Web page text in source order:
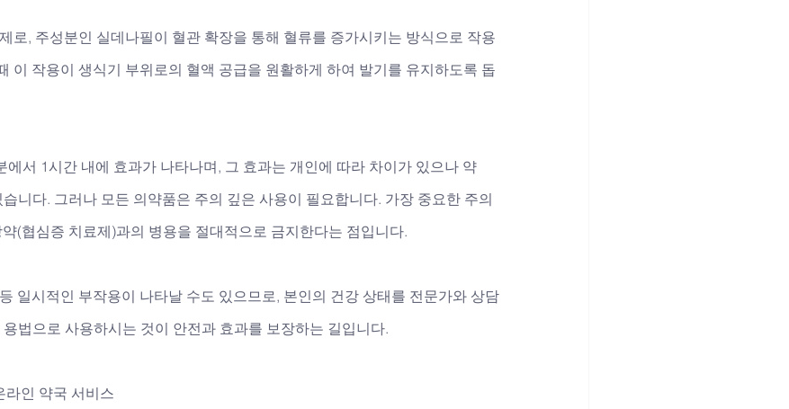
로, 주성분인 실데나필이 혈관 확장을 통해 혈류를 증가시키는 방식으로 작용
이 작용이 생식기 부위로의 혈액 공급을 원활하게 하여 발기를 유지하도록 돕
에서 1시간 내에 효과가 나타나며, 그 효과는 개인에 따라 차이가 있으나 약
니다. 그러나 모든 의약품은 주의 깊은 사용이 필요합니다. 가장 중요한 주의
(협심증 치료제)과의 병용을 절대적으로 금지한다는 점입니다.
일시적인 부작용이 나타날 수도 있으므로, 본인의 건강 상태를 전문가와 상담
법으로 사용하시는 것이 안전과 효과를 보장하는 길입니다.
라인 약국 서비스